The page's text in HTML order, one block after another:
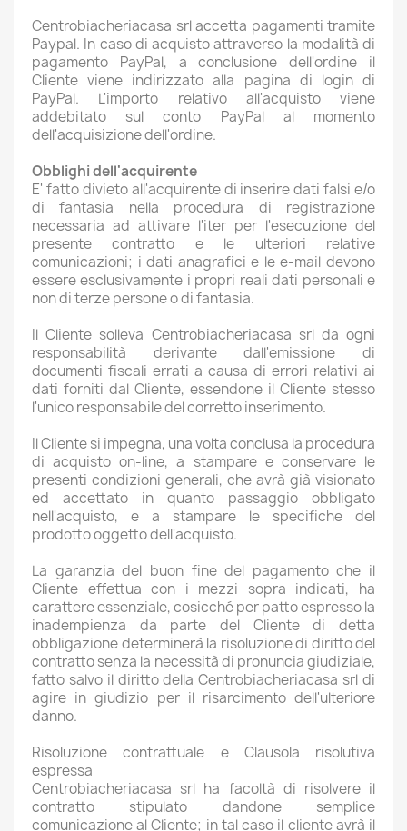
Centrobiacheriacasa srl accetta pagamenti tramite
Paypal. In caso di acquisto attraverso la modalità di
pagamento PayPal, a conclusione dell'ordine il
Cliente viene indirizzato alla pagina di login di
PayPal. L'importo relativo all'acquisto viene
addebitato sul conto PayPal al momento
dell'acquisizione dell'ordine.
Obblighi dell'acquirente
E' fatto divieto all'acquirente di inserire dati falsi e/o
di fantasia nella procedura di registrazione
necessaria ad attivare l'iter per l'esecuzione del
presente contratto e le ulteriori relative
comunicazioni; i dati anagrafici e le e-mail devono
essere esclusivamente i propri reali dati personali e
non di terze persone o di fantasia.
Il Cliente solleva Centrobiacheriacasa srl da ogni
responsabilità derivante dall'emissione di
documenti fiscali errati a causa di errori relativi ai
dati forniti dal Cliente, essendone il Cliente stesso
l'unico responsabile del corretto inserimento.
Il Cliente si impegna, una volta conclusa la procedura
di acquisto on-line, a stampare e conservare le
presenti condizioni generali, che avrà già visionato
ed accettato in quanto passaggio obbligato
nell'acquisto, e a stampare le specifiche del
prodotto oggetto dell'acquisto.
La garanzia del buon fine del pagamento che il
Cliente effettua con i mezzi sopra indicati, ha
carattere essenziale, cosicché per patto espresso la
inadempienza da parte del Cliente di detta
obbligazione determinerà la risoluzione di diritto del
contratto senza la necessità di pronuncia giudiziale,
fatto salvo il diritto della Centrobiacheriacasa srl di
agire in giudizio per il risarcimento dell'ulteriore
danno.
Risoluzione contrattuale e Clausola risolutiva
espressa
Centrobiacheriacasa srl ha facoltà di risolvere il
contratto stipulato dandone semplice
comunicazione al Cliente; in tal caso il cliente avrà il